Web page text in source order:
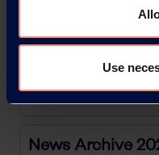
Use
News Archive
News Archive
News Archive